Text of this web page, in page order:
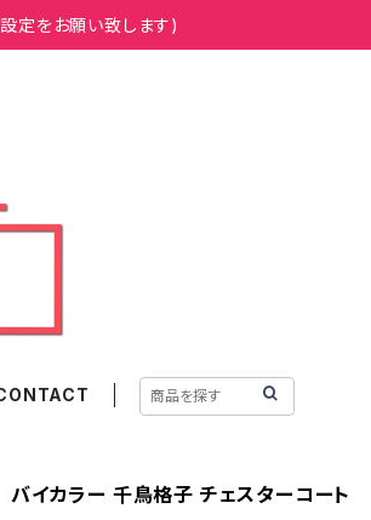
定をお願い致します)
バイカラー 千鳥格子 チェスターコー